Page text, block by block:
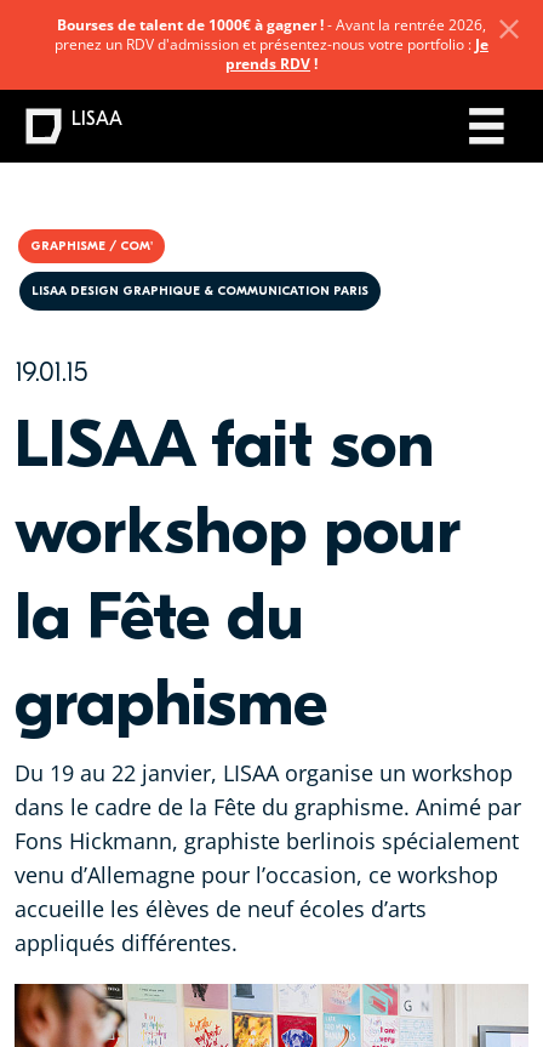
GRAPHISME / COM'
19.01.15
LISAA DESIGN GRAPHIQUE & COMMUNICATION PARIS
LISAA fait son
workshop pour
la Fête du
graphisme
Du 19 au 22 janvier, LISAA organise un workshop
dans le cadre de la Fête du graphisme. Animé par
Fons Hickmann, graphiste berlinois spécialement
venu d’Allemagne pour l’occasion, ce workshop
accueille les élèves de neuf écoles d’arts
appliqués différentes.
Bourses de talent de 1000€ à gagner !- Avant la rentrée 2026,
prenez un RDV d'admission et présentez-nous votre portfolio : Je
prends RDV!
LISAA